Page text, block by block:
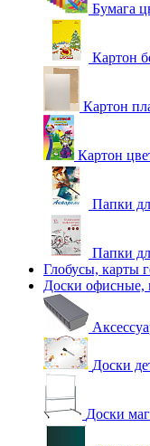
Бумага
Картон
Картон
Картон
Папки
Папки
Глобусы, карты
Доски офисные,
Доски
Доски